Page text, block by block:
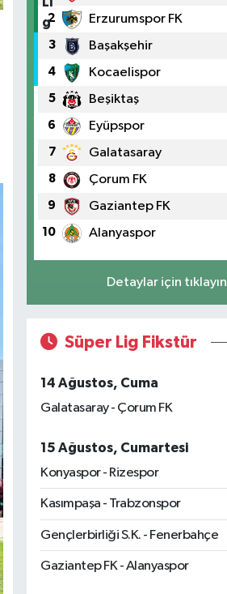
2 Erzurumspor FK
3 Başakşehir
4 Kocaelispor
5 Beşiktaş
6 Eyüpspor
7 Galatasaray
8 Çorum FK
9 Gaziantep FK
10 Alanyaspor
Detaylar için tıklayın
Süper Lig Fikstür
14 Ağustos, Cuma
Galatasaray - Çorum FK
15 Ağustos, Cumartesi
Konyaspor - Rizespor
Kasımpaşa - Trabzonspor
Gençlerbirliği S.K. - Fenerbahçe
Gaziantep FK - Alanyaspor